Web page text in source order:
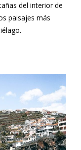
del interior de
paisajes más